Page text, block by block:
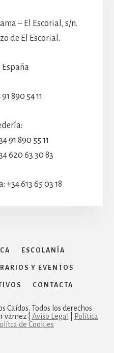
– El Escorial, s/n.
de El Escorial.
890 54 11
91 890 55 11
620 63 30 83
+34 613 65 03 18
ESCOLANÍA
Y EVENTOS
CONTACTA
Caídos. Todos los derechos
vamez | Aviso Legal
Política
de Cookies